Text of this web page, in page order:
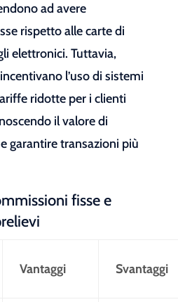
ad avere
rispetto alle carte di
elettronici. Tuttavia,
l’uso di sistemi
ridotte per i clienti
il valore di
garantire transazioni più
fisse e
Vantaggi Svantaggi